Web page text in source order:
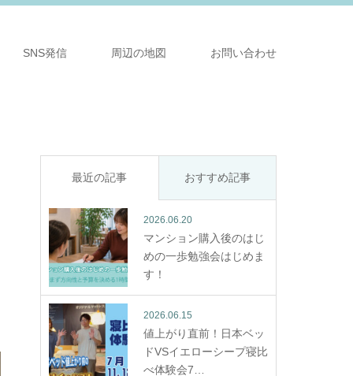
SNS発信 周辺の地図 お問い合わせ
最近の記事 おすすめ記事
2026.06.20
マンション購入後のはじ
めの一歩勉強会はじめま
す！
2026.06.15
値上がり直前！日本ベッ
ドVSイエローシープ寝比
べ体験会7…